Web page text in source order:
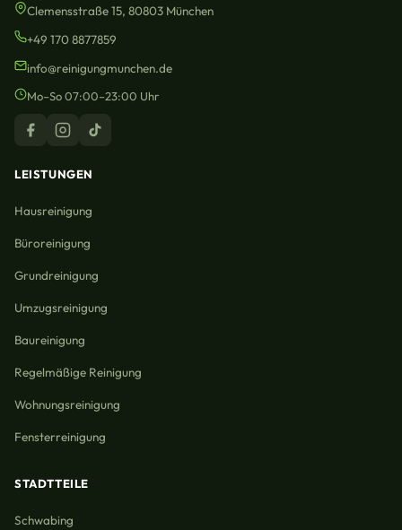
Clemensstraße 15, 80803 München
+49 170 8877859
info@reinigungmunchen.de
Mo–So 07:00–23:00 Uhr
LEISTUNGEN
Hausreinigung
Büroreinigung
Grundreinigung
Umzugsreinigung
Baureinigung
Regelmäßige Reinigung
Wohnungsreinigung
Fensterreinigung
STADTTEILE
Schwabing